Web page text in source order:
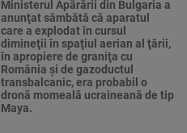
Ministerul Apărării din Bulgaria a
anunţat sâmbătă că aparatul
care a explodat în cursul
dimineţii în spaţiul aerian al ţării,
în apropiere de graniţa cu
România şi de gazoductul
transbalcanic, era probabil o
dronă momeală ucraineană de tip
Maya.